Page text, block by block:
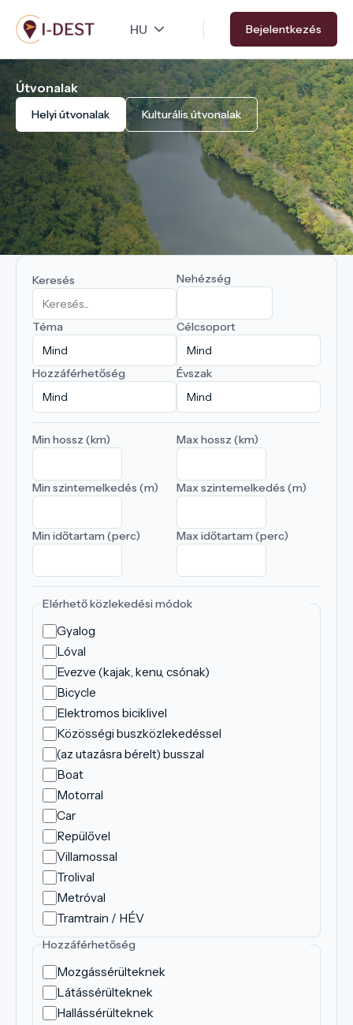
Ugrás
a
tartalomra
Bejelentkezés
Útvonalak
Helyi útvonalak Kulturális útvonalak
Keresés Nehézség
Téma Célcsoport
Hozzáférhetőség Évszak
Min hossz (km) Max hossz (km)
Min szintemelkedés (m) Max szintemelkedés (m)
Min időtartam (perc) Max időtartam (perc)
Elérhető közlekedési módok
Gyalog
Lóval
Evezve (kajak, kenu, csónak)
Bicycle
Elektromos biciklivel
Közösségi buszközlekedéssel
(az utazásra bérelt) busszal
Boat
Motorral
Car
Repülővel
Villamossal
Trolival
Metróval
Tramtrain / HÉV
Hozzáférhetőség
Mozgássérülteknek
Látássérülteknek
Hallássérülteknek